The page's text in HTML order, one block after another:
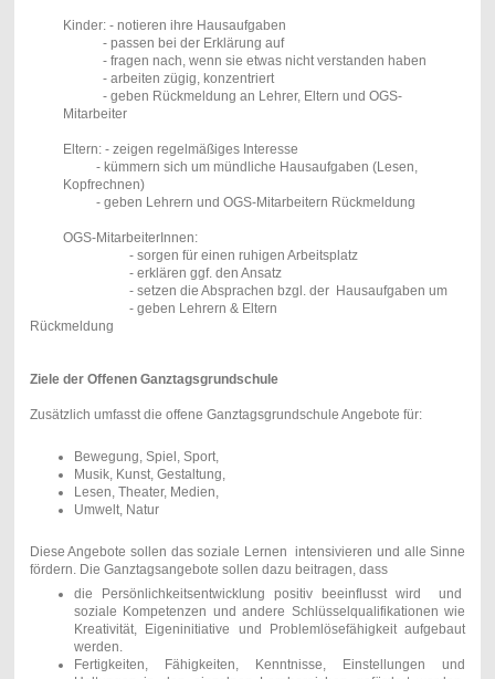
Kinder: - notieren ihre Hausaufgaben
- passen bei der Erklärung auf
- fragen nach, wenn sie etwas nicht verstanden haben
- arbeiten zügig, konzentriert
- geben Rückmeldung an Lehrer, Eltern und OGS-
Mitarbeiter
Eltern: - zeigen regelmäßiges Interesse
- kümmern sich um mündliche Hausaufgaben (Lesen,
Kopfrechnen)
- geben Lehrern und OGS-Mitarbeitern Rückmeldung
OGS-MitarbeiterInnen:
- sorgen für einen ruhigen Arbeitsplatz
- erklären ggf. den Ansatz
- setzen die Absprachen bzgl. der Hausaufgaben um
- geben Lehrern & Eltern
Rückmeldung
Ziele der Offenen Ganztagsgrundschule
Zusätzlich umfasst die offene Ganztagsgrundschule Angebote für:
Bewegung, Spiel, Sport,
Musik, Kunst, Gestaltung,
Lesen, Theater, Medien,
Umwelt, Natur
Diese Angebote sollen das soziale Lernen intensivieren und alle Sinne
fördern. Die Ganztagsangebote sollen dazu beitragen, dass
die Persönlichkeitsentwicklung positiv beeinflusst wird und
soziale Kompetenzen und andere Schlüsselqualifikationen wie
Kreativität, Eigeninitiative und Problemlösefähigkeit aufgebaut
werden.
Fertigkeiten, Fähigkeiten, Kenntnisse, Einstellungen und